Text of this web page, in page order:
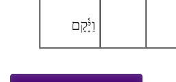
וַיָּ֫קָם